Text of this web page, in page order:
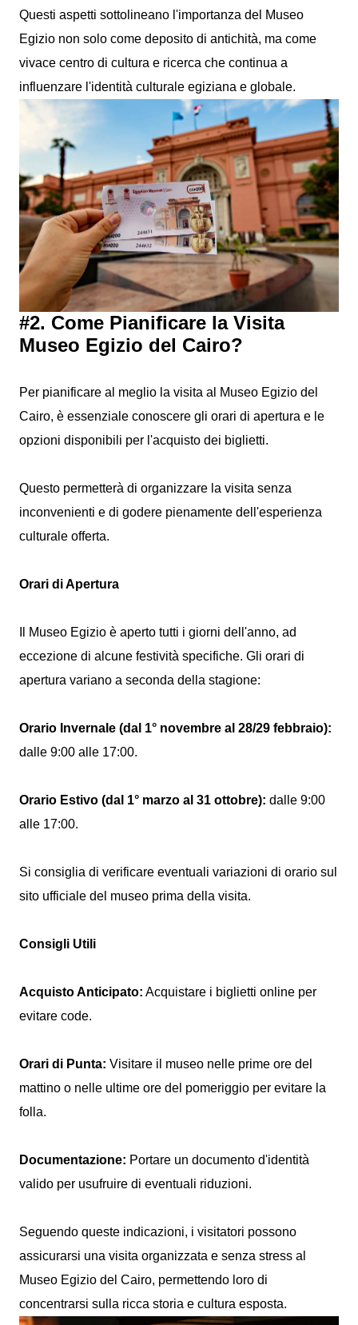
Questi aspetti sottolineano l'importanza del Museo
Egizio non solo come deposito di antichità, ma come
vivace centro di cultura e ricerca che continua a
influenzare l'identità culturale egiziana e globale.
#2. Come Pianificare la Visita
Museo Egizio del Cairo?
Per pianificare al meglio la visita al Museo Egizio del
Cairo, è essenziale conoscere gli orari di apertura e le
opzioni disponibili per l'acquisto dei biglietti.
Questo permetterà di organizzare la visita senza
inconvenienti e di godere pienamente dell'esperienza
culturale offerta.
Orari di Apertura
Il Museo Egizio è aperto tutti i giorni dell'anno, ad
eccezione di alcune festività specifiche. Gli orari di
apertura variano a seconda della stagione:
Orario Invernale (dal 1° novembre al 28/29 febbraio):
dalle 9:00 alle 17:00.
Orario Estivo (dal 1° marzo al 31 ottobre): dalle 9:00
alle 17:00.
Si consiglia di verificare eventuali variazioni di orario sul
sito ufficiale del museo prima della visita.
Consigli Utili
Acquisto Anticipato: Acquistare i biglietti online per
evitare code.
Orari di Punta: Visitare il museo nelle prime ore del
mattino o nelle ultime ore del pomeriggio per evitare la
folla.
Documentazione: Portare un documento d'identità
valido per usufruire di eventuali riduzioni.
Seguendo queste indicazioni, i visitatori possono
assicurarsi una visita organizzata e senza stress al
Museo Egizio del Cairo, permettendo loro di
concentrarsi sulla ricca storia e cultura esposta.